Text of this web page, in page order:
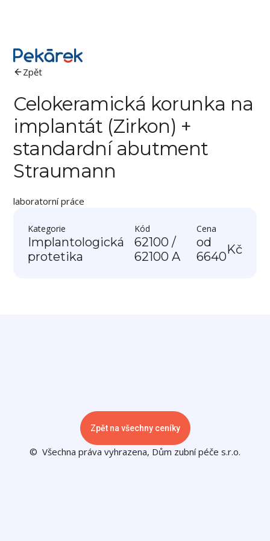
Zpět
Celokeramická korunka na
implantát (Zirkon) +
standardní abutment
Straumann
laboratorní práce
Kategorie
Implantologická
protetika
Kód
62100 /
62100 A
Cena
od
6640Kč
Zpět na všechny ceníky
© Všechna práva vyhrazena, Dům zubní péče s.r.o.